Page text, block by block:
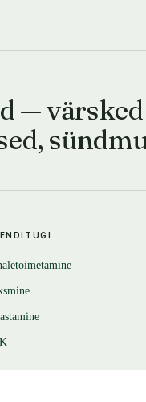
— värsked